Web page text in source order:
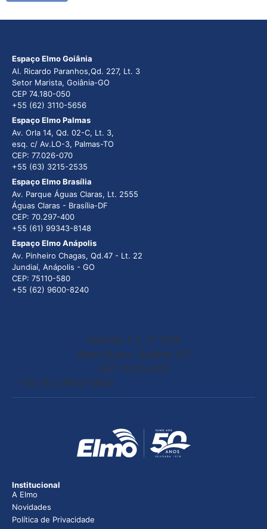
Espaço Elmo Goiânia
Al. Ricardo Paranhos,Qd. 227, Lt. 3
Setor Marista, Goiânia-GO
CEP 74.180-050
+55 (62) 3110-5656
Espaço Elmo Palmas
Av. Orla 14, Qd. 02-C, Lt. 3,
esq. c/ Av.LO-3, Palmas-TO
CEP: 77.026-070
+55 (63) 3215-2535
Espaço Elmo Brasília
Av. Parque Águas Claras, Lt. 2555
Águas Claras - Brasília-DF
CEP: 70.297-400
+55 (61) 99343-8148
Espaço Elmo Anápolis
Av. Pinheiro Chagas, Qd.47 - Lt. 22
Jundiaí, Anápolis - GO
CEP: 75110-580
+55 (62) 9600-8240
Avenida T-2, nº 1258
Setor Bueno, Goiânia-GO
CEP 74.215-005
+55 (62) 3942-6620
Institucional
A Elmo
Novidades
Política de Privacidade